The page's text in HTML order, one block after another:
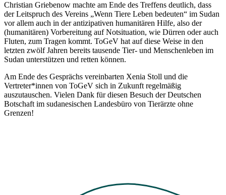
Christian Griebenow machte am Ende des Treffens deutlich, dass
der Leitspruch des Vereins „Wenn Tiere Leben bedeuten“ im Sudan
vor allem auch in der antizipativen humanitären Hilfe, also der
(humanitären) Vorbereitung auf Notsituation, wie Dürren oder auch
Fluten, zum Tragen kommt. ToGeV hat auf diese Weise in den
letzten zwölf Jahren bereits tausende Tier- und Menschenleben im
Sudan unterstützen und retten können.
Am Ende des Gesprächs vereinbarten Xenia Stoll und die
Vertreter*innen von ToGeV sich in Zukunft regelmäßig
auszutauschen. Vielen Dank für diesen Besuch der Deutschen
Botschaft im sudanesischen Landesbüro von Tierärzte ohne
Grenzen!